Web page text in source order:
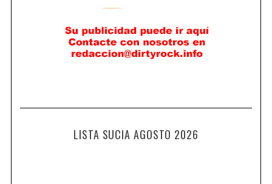
LISTA SUCIA AGOSTO 2026